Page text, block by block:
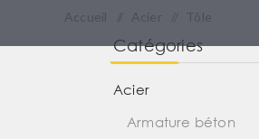
Accueil Acier Tôle
Catégories
Acier
Armature béton